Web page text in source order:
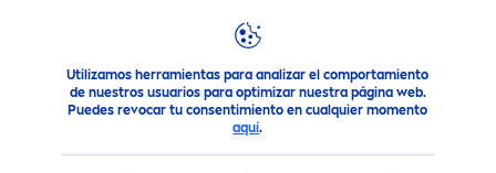
Utilizamos herramientas para analizar el comportamiento
de nuestros usuarios para optimizar nuestra página web.
Puedes revocar tu consentimiento en cualquier momento
aquí.
Nuestros Productos Cuidado Facial Cuidado Labial
(177)